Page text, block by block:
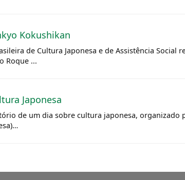
Kokushikan
de Cultura Japonesa e de Assistência Social
Roque ...
Japonesa
de um dia sobre cultura japonesa, organizado